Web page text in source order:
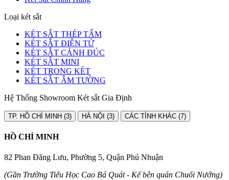
Loại két sắt
KÉT SẮT THÉP TẤM
KÉT SẮT ĐIỆN TỬ
KÉT SẮT CÁNH ĐÚC
KÉT SẮT MINI
KÉT TRONG KÉT
KÉT SẮT ÂM TƯỜNG
Hệ Thống Showroom Két sắt Gia Định
TP. HỒ CHÍ MINH (3) HÀ NỘI (3) CÁC TỈNH KHÁC (7)
HỒ CHÍ MINH
82 Phan Đăng Lưu, Phường 5, Quận Phú Nhuận
(Gần Trường Tiểu Học Cao Bá Quát - Kế bên quán Chuối Nướng)